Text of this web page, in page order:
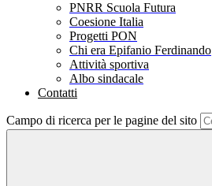
PNRR Scuola Futura
Coesione Italia
Progetti PON
Chi era Epifanio Ferdinando
Attività sportiva
Albo sindacale
Contatti
Campo di ricerca per le pagine del sito